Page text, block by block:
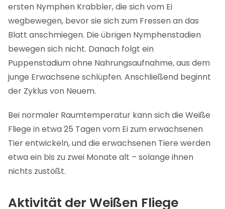
ersten Nymphen Krabbler, die sich vom Ei
wegbewegen, bevor sie sich zum Fressen an das
Blatt anschmiegen. Die übrigen Nymphenstadien
bewegen sich nicht. Danach folgt ein
Puppenstadium ohne Nahrungsaufnahme, aus dem
junge Erwachsene schlüpfen. Anschließend beginnt
der Zyklus von Neuem.
Bei normaler Raumtemperatur kann sich die Weiße
Fliege in etwa 25 Tagen vom Ei zum erwachsenen
Tier entwickeln, und die erwachsenen Tiere werden
etwa ein bis zu zwei Monate alt – solange ihnen
nichts zustößt.
Aktivität der Weißen Fliege